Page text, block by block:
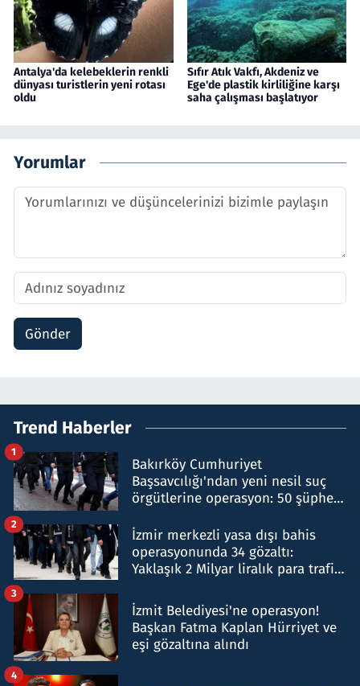
Antalya'da kelebeklerin renkli
dünyası turistlerin yeni rotası
oldu
Sıfır Atık Vakfı, Akdeniz ve
Ege'de plastik kirliliğine karşı
saha çalışması başlatıyor
Yorumlar
Gönder
Trend Haberler
Bakırköy Cumhuriyet
Başsavcılığı'ndan yeni nesil suç
örgütlerine operasyon: 50 şüpheli
1
İzmir merkezli yasa dışı bahis
operasyonunda 34 gözaltı:
Yaklaşık 2 Milyar liralık para trafiği
2
İzmit Belediyesi'ne operasyon!
Başkan Fatma Kaplan Hürriyet ve
eşi gözaltına alındı
3
4